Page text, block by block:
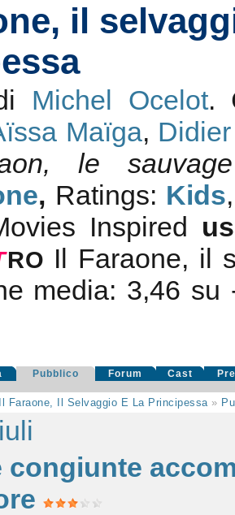
il
Michel Ocelot.
Maïga,
le
, Ratings: Kids
Inspired
RO Il Faraone, il
media: 3,46 su
Pubblico Forum Cast
Il Faraone, Il Selvaggio E La Principessa»
congiunte